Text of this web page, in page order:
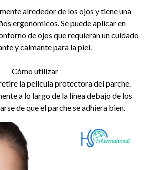
alrededor de los ojos y tiene una
ergonómicos. Se puede aplicar en
de ojos que requieran un cuidado
y calmante para la piel.
Cómo utilizar
la película protectora del parche.
a lo largo de la línea debajo de los
de que el parche se adhiera bien.